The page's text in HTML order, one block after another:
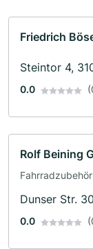
Friedrich
Steintor 4,
0.0
Rolf Beining
Fahrradzubehör
Dunser Str.
0.0